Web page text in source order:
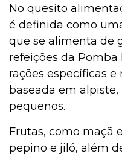
No quesito
é definida como
que se alimenta de
refeições da
rações específicas
baseada em
pequenos.
Frutas, como maçã
pepino e jiló, além